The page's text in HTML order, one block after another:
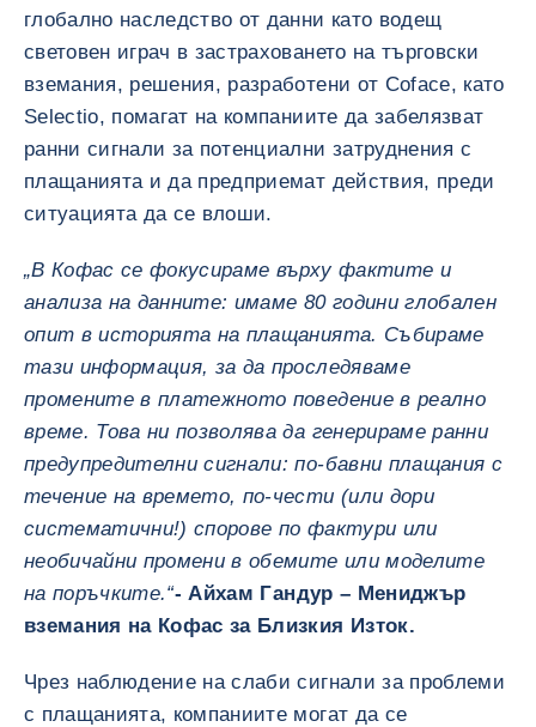
глобално наследство от данни като водещ
световен играч в застраховането на търговски
вземания, решения, разработени от Coface, като
Selectio, помагат на компаниите да забелязват
ранни сигнали за потенциални затруднения с
плащанията и да предприемат действия, преди
ситуацията да се влоши.
„В Кофас се фокусираме върху фактите и
анализа на данните: имаме 80 години глобален
опит в историята на плащанията. Събираме
тази информация, за да проследяваме
промените в платежното поведение в реално
време. Това ни позволява да генерираме ранни
предупредителни сигнали: по-бавни плащания с
течение на времето, по-чести (или дори
систематични!) спорове по фактури или
необичайни промени в обемите или моделите
на поръчките.“- Айхам Гандур – Мениджър
вземания на Кофас за Близкия Изток.
Чрез наблюдение на слаби сигнали за проблеми
с плащанията, компаниите могат да се